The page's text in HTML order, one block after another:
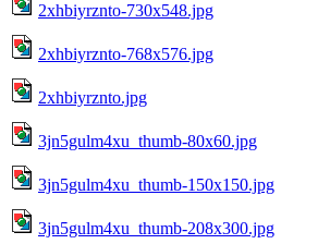
2xhbiyrznto-730x548.jpg
2xhbiyrznto-768x576.jpg
2xhbiyrznto.jpg
3jn5gulm4xu_thumb-80x60.jpg
3jn5gulm4xu_thumb-150x150.jpg
3jn5gulm4xu_thumb-208x300.jpg